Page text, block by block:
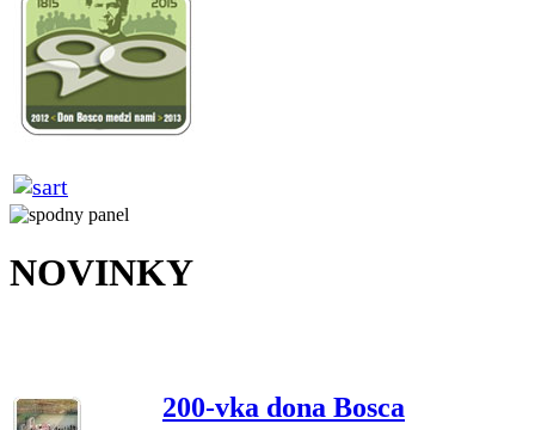
NOVINKY
200-vka dona Bosca